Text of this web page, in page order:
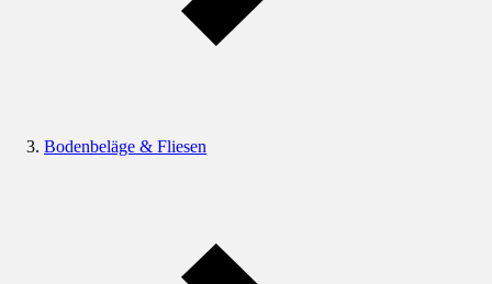
Bodenbeläge & Fliesen